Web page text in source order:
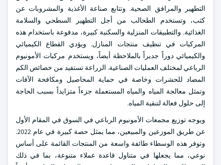
التطهير والمرافق الصحية. وتتابع صناعة الأغذية والمشروبات عن
كثب، وتستخدم الطحالب من أجل التطهير السطحي والسلامة
الغذائية. والتطبيقات المنزلية والسكنية كبيرة، مدفوعة باستخدام هذه
المركبات في تنظيف منتجات المنازل. ويؤدي القطاع الكيميائي
والكيميائي دوراً جديراً بالملاحظة أيضاً، ويستخدم مركبات الأمونيوم
الرباعي لمختلف العمليات الصناعية. الزراعة تستفيد من خصائص الكم
المضاد للحشرات وخاصة في حماية المحاصيل ومكافحة الآفات
وتمثل معالجة المياه والمياه المستعملة جزءاً متزايداً بسبب الحاجة
إلى حلول فعالة لتنقية المياه.
ويوجه توزيع مجمعات الأمونيوم الرباعي في السوق في المقام الأول
عن طريق الموزعين والمبيعين، مما يمثل حصة كبيرة في عام 2022.
وتوفر هذه الوسطاء طائفة واسعة من المنتجات القائمة على أساس
نوعي، مما يجعلها في متناول قاعدة عملاء متنوعة، بما في ذلك